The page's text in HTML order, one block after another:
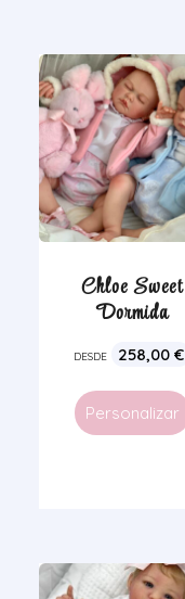
Chloe Sweet
Dormida
DESDE 258,00€
Personalizar